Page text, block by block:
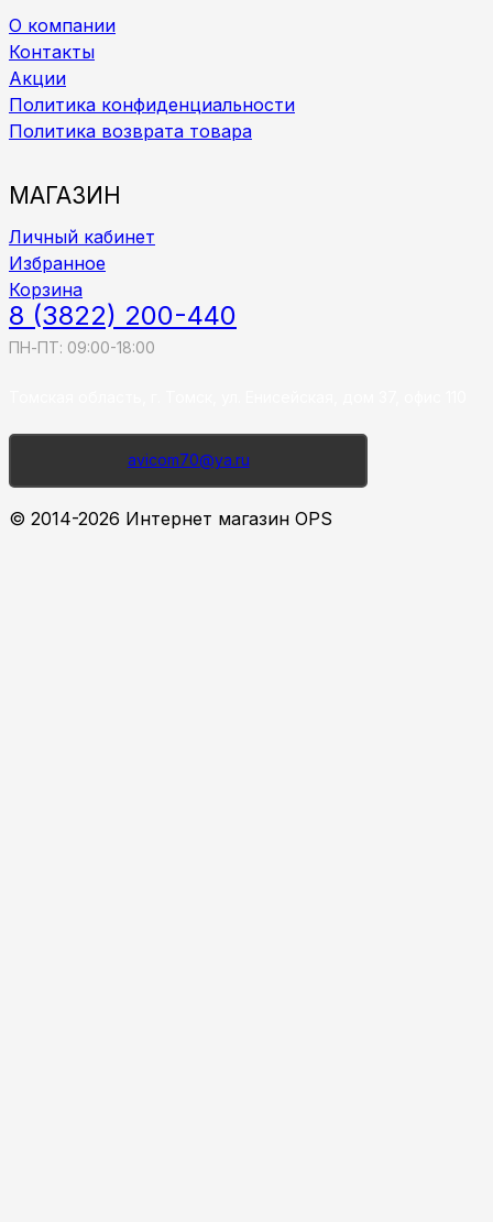
О компании
Контакты
Акции
Политика конфиденциальности
Политика возврата товара
МАГАЗИН
Личный кабинет
Избранное
Корзина
8 (3822) 200-440
ПН-ПТ: 09:00-18:00
avicom70@ya.ru
© 2014-2026 Интернет магазин OPS